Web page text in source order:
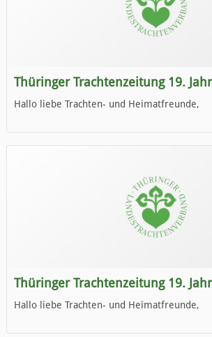
Thüringer Trachtenzeitung 19.
Hallo liebe Trachten- und Heimatfreunde,
Wir wünschen Euch viel Spaß beim Lesen.
Thüringer Trachtenzeitung 19.
Hallo liebe Trachten- und Heimatfreunde,